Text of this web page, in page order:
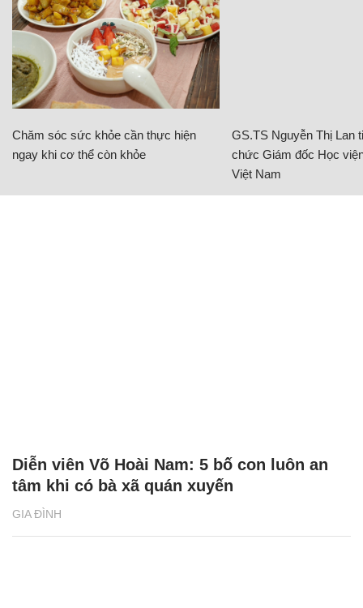
Chăm sóc sức khỏe cần thực hiện
ngay khi cơ thể còn khỏe
GS.TS Nguyễn Thị Lan
chức Giám đốc Học
Việt Nam
GIA ĐÌNH
Diễn viên Võ Hoài Nam: 5 bố con luôn an
tâm khi có bà xã quán xuyến